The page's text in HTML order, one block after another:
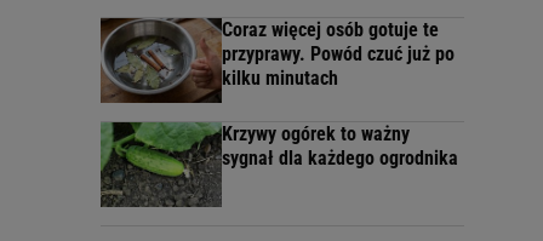
Coraz więcej osób gotuje te
przyprawy. Powód czuć już po
kilku minutach
Krzywy ogórek to ważny
sygnał dla każdego ogrodnika